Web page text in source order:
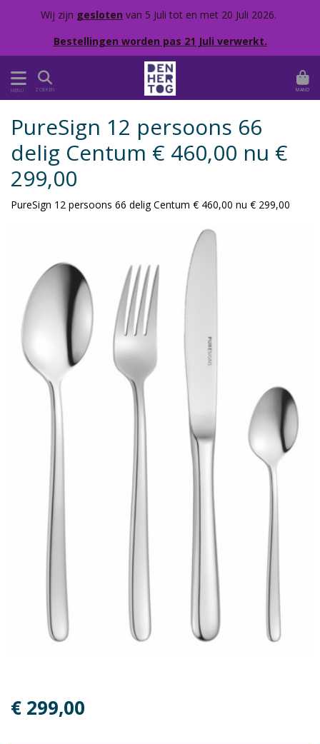
Wij zijn gesloten van 5 Juli tot en met 20 Juli 2026.
Bestellingen worden pas 21 Juli verwerkt.
MENU ZOEKEN MAND
PureSign 12 persoons 66
delig Centum € 460,00 nu €
299,00
PureSign 12 persoons 66 delig Centum € 460,00 nu € 299,00
€ 299,00